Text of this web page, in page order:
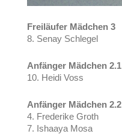
Freiläufer Mädchen 3
8. Senay Schlegel
Anfänger Mädchen 2.1
10. Heidi Voss
Anfänger Mädchen 2.2
4. Frederike Groth
7. Ishaaya Mosa